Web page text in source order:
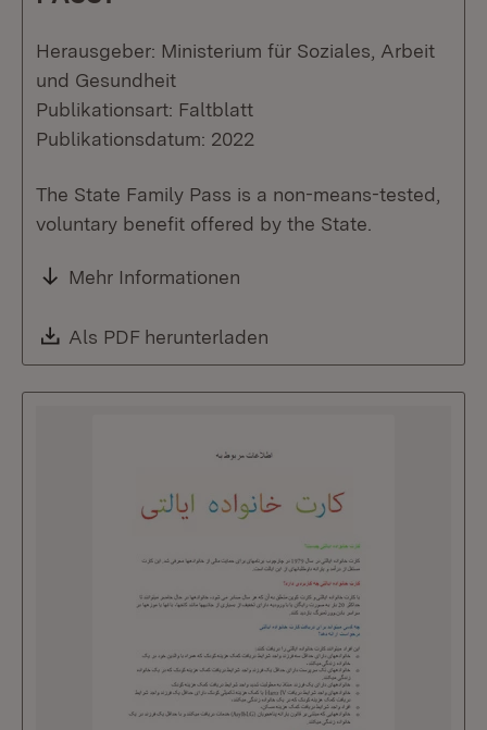
Herausgeber: Ministerium für Soziales, Arbeit
und Gesundheit
Publikationsart: Faltblatt
Publikationsdatum: 2022
The State Family Pass is a non-means-tested,
voluntary benefit offered by the State.
Mehr Informationen
Download:
Als PDF herunterladen